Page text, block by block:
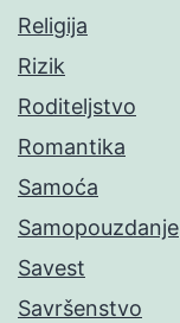
Religija
Rizik
Roditeljstvo
Romantika
Samoća
Samopouzdanje
Savest
Savršenstvo